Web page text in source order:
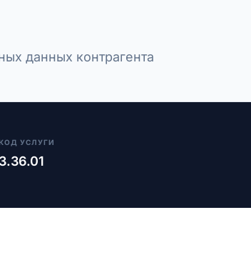
данных контрагента
УСЛУГИ
3.36.01